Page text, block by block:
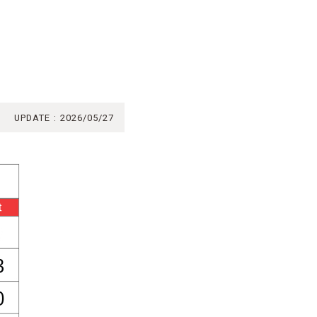
UPDATE 2026/05/27